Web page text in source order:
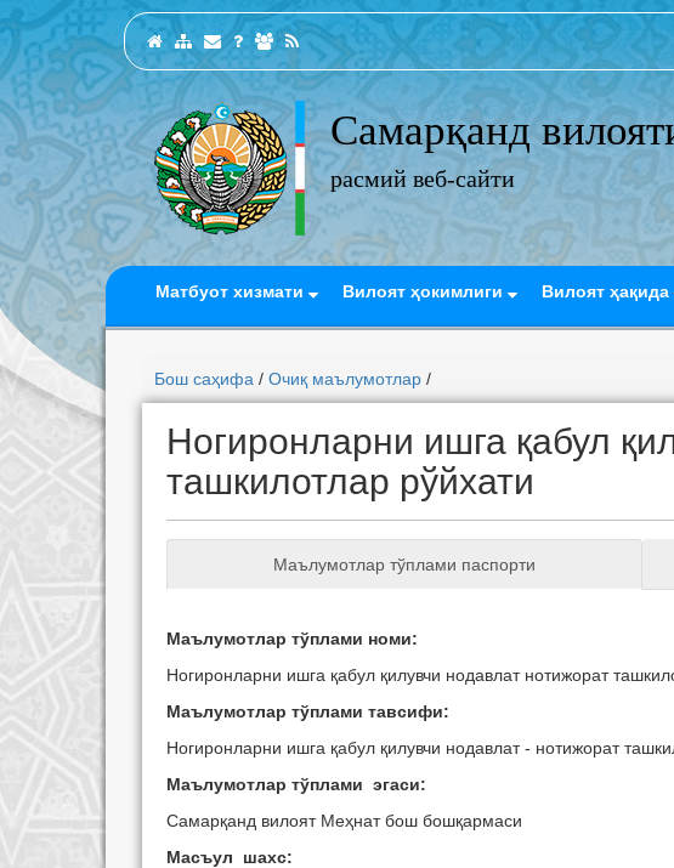
Самарқанд
расмий веб-сайти
Матбуот хизмати Вилоят ҳокимлиги Вилоят ҳақида
Бош саҳифа / Очиқ маълумотлар /
Ногиронларни ишга қабул
ташкилотлар рўйхати
Маълумотлар тўплами паспорти
Маълумотлар тўплами номи:
Ногиронларни ишга қабул қилувчи нодавлат нотижорат
Маълумотлар тўплами тавсифи:
Ногиронларни ишга қабул қилувчи нодавлат - нотижорат
Маълумотлар тўплами эгаси:
Самарқанд вилоят Меҳнат бош бошқармаси
Масъул шахс: